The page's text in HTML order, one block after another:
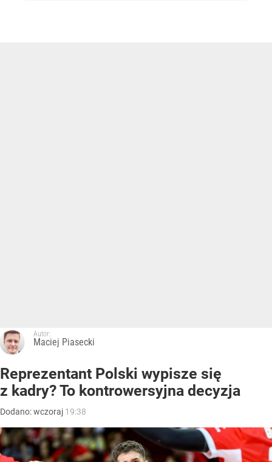
Autor:
Maciej Piasecki
Reprezentant Polski wypisze się
z kadry? To kontrowersyjna decyzja
Dodano:wczoraj 19:38